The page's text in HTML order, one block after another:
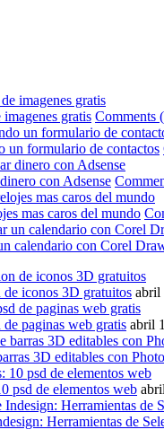
imagenes gratis Comments
un formulario de contactos
con Adsense
mas caros del mundo
calendario con Corel
iconos 3D gratuitos abril
paginas web gratis abril
3D editables con
psd de elementos web
Herramientas de